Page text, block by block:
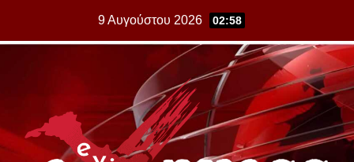
9 Αυγούστου 2026 02:58